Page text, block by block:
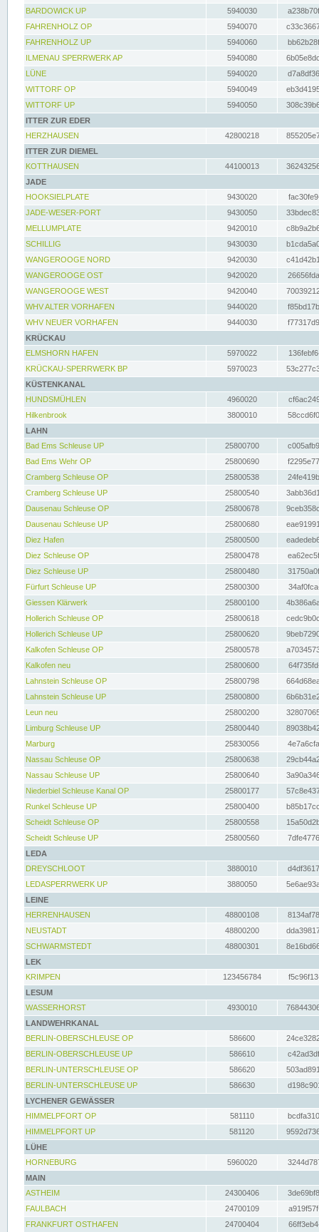
BARDOWICK UP
5940030
FAHRENHOLZ OP
5940070
FAHRENHOLZ UP
5940060
ILMENAU SPERRWERK AP
5940080
LÜNE
5940020
WITTORF OP
5940049
WITTORF UP
5940050
ITTER ZUR EDER
HERZHAUSEN
42800218
ITTER ZUR DIEMEL
KOTTHAUSEN
44100013
JADE
HOOKSIELPLATE
9430020
JADE-WESER-PORT
9430050
MELLUMPLATE
9420010
SCHILLIG
9430030
WANGEROOGE NORD
9420030
WANGEROOGE OST
9420020
WANGEROOGE WEST
9420040
WHV ALTER VORHAFEN
9440020
WHV NEUER VORHAFEN
9440030
KRÜCKAU
ELMSHORN HAFEN
5970022
KRÜCKAU-SPERRWERK BP
5970023
KÜSTENKANAL
HUNDSMÜHLEN
4960020
Hilkenbrook
3800010
LAHN
Bad Ems Schleuse UP
25800700
Bad Ems Wehr OP
25800690
Cramberg Schleuse OP
25800538
Cramberg Schleuse UP
25800540
Dausenau Schleuse OP
25800678
Dausenau Schleuse UP
25800680
Diez Hafen
25800500
Diez Schleuse OP
25800478
Diez Schleuse UP
25800480
Fürfurt Schleuse UP
25800300
Giessen Klärwerk
25800100
Hollerich Schleuse OP
25800618
Hollerich Schleuse UP
25800620
Kalkofen Schleuse OP
25800578
Kalkofen neu
25800600
Lahnstein Schleuse OP
25800798
Lahnstein Schleuse UP
25800800
Leun neu
25800200
Limburg Schleuse UP
25800440
Marburg
25830056
Nassau Schleuse OP
25800638
Nassau Schleuse UP
25800640
Niederbiel Schleuse Kanal OP
25800177
Runkel Schleuse UP
25800400
Scheidt Schleuse OP
25800558
Scheidt Schleuse UP
25800560
LEDA
DREYSCHLOOT
3880010
LEDASPERRWERK UP
3880050
LEINE
HERRENHAUSEN
48800108
NEUSTADT
48800200
SCHWARMSTEDT
48800301
LEK
KRIMPEN
123456784
LESUM
WASSERHORST
4930010
LANDWEHRKANAL
BERLIN-OBERSCHLEUSE OP
586600
BERLIN-OBERSCHLEUSE UP
586610
BERLIN-UNTERSCHLEUSE OP
586620
BERLIN-UNTERSCHLEUSE UP
586630
LYCHENER GEWÄSSER
HIMMELPFORT OP
581110
HIMMELPFORT UP
581120
LÜHE
HORNEBURG
5960020
MAIN
ASTHEIM
24300406
FAULBACH
24700109
FRANKFURT OSTHAFEN
24700404